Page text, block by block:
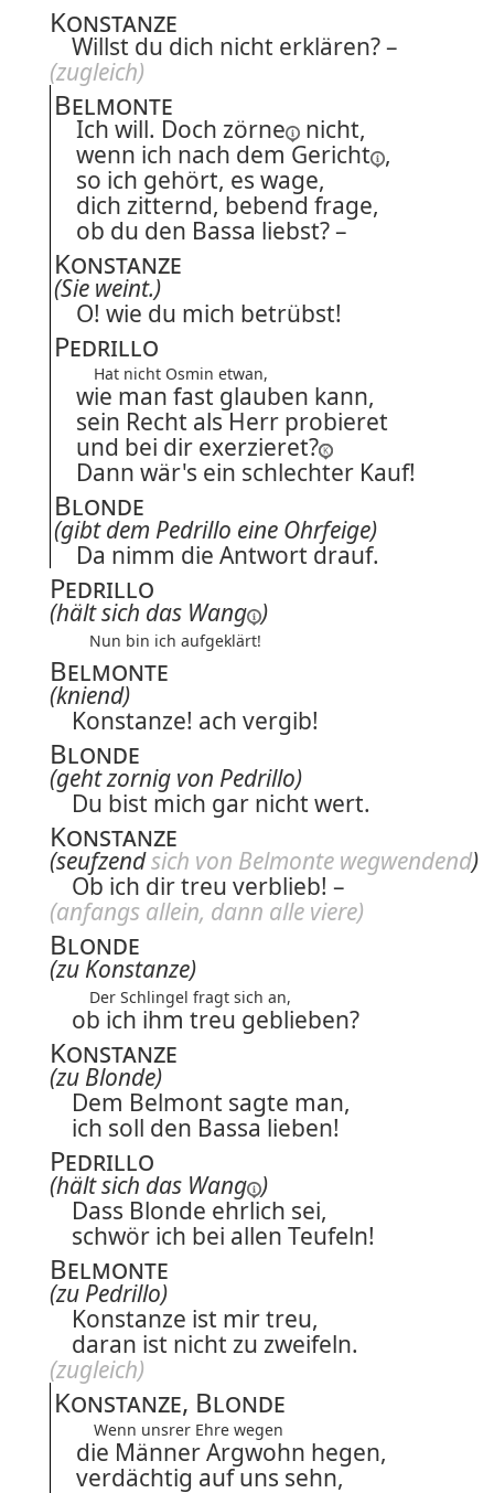
Konstanze
Willst du dich nicht erklären? –
(zugleich)
Belmonte
Ich will. Doch zörne
nicht,
wenn ich nach dem Gericht ,
so ich gehört, es wage,
dich zitternd, bebend frage,
ob du den Bassa liebst? –
Konstanze
(Sie weint.)
O! wie du mich betrübst!
Pedrillo
Hat nicht Osmin etwan,
wie man fast glauben kann,
sein Recht als Herr probieret
und bei dir exerzieret?
Dann wär's ein schlechter Kauf!
Blonde
(gibt dem Pedrillo eine Ohrfeige)
Da nimm die Antwort drauf.
Pedrillo
(hält sich das Wang )
Nun bin ich aufgeklärt!
Belmonte
(kniend)
Konstanze! ach vergib!
Blonde
(geht zornig von Pedrillo)
Du bist mich gar nicht wert.
Konstanze
(seufzendsich von Belmonte wegwendend)
Ob ich dir treu verblieb! –
(anfangs allein, dann alle viere)
Blonde
(zu Konstanze)
Der Schlingel fragt sich an,
ob ich ihm treu geblieben?
Konstanze
(zu Blonde)
Dem Belmont sagte man,
ich soll den Bassa lieben!
Pedrillo
(hält sich das Wang )
Dass Blonde ehrlich sei,
schwör ich bei allen Teufeln!
Belmonte
(zu Pedrillo)
Konstanze ist mir treu,
daran ist nicht zu zweifeln.
(zugleich)
Konstanze, Blonde
Wenn unsrer Ehre wegen
die Männer Argwohn hegen,
verdächtig auf uns sehn,